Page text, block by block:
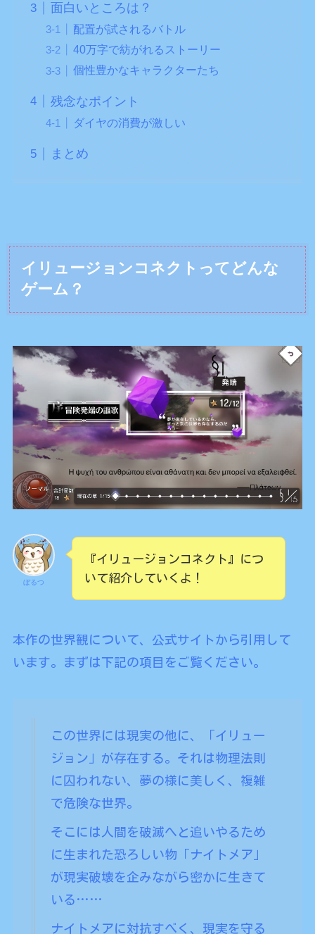
面白いところは？
配置が試されるバトル
40万字で紡がれるストーリー
個性豊かなキャラクターたち
残念なポイント
ダイヤの消費が激しい
まとめ
イリュージョンコネクトってどんな
ゲーム？
ぼるつ
『イリュージョンコネクト』につ
いて紹介していくよ！
本作の世界観について、公式サイトから引用して
います。まずは下記の項目をご覧ください。
この世界には現実の他に、「イリュー
ジョン」が存在する。それは物理法則
に囚われない、夢の様に美しく、複雑
で危険な世界。
そこには人間を破滅へと追いやるため
に生まれた恐ろしい物「ナイトメア」
が現実破壊を企みながら密かに生きて
いる……
ナイトメアに対抗すべく、現実を守る